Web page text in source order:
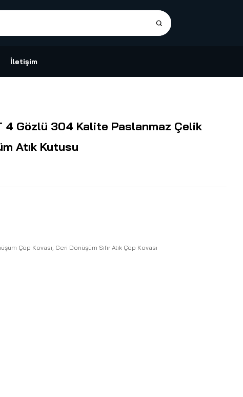
İletişim
4 Gözlü 304 Kalite Paslanmaz Çelik
Atık Kutusu
Çöp Kovası, Geri Dönüşüm Sıfır Atık Çöp Kovası